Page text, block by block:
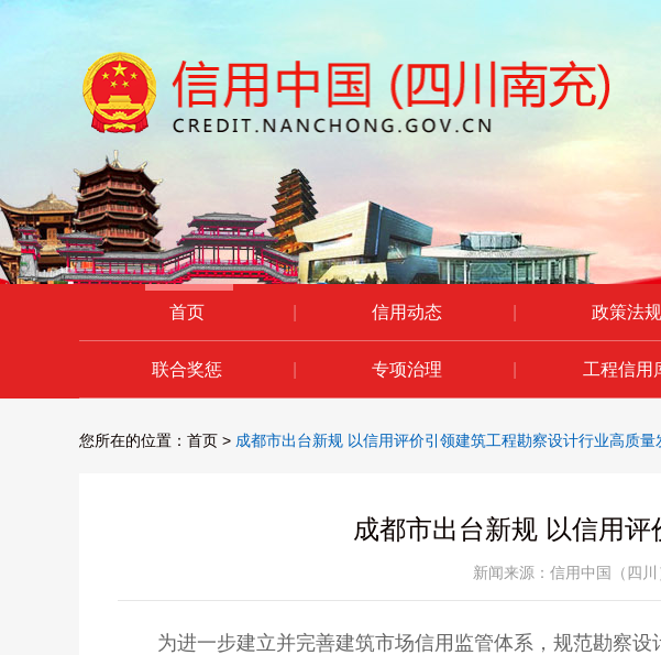
首页 信用动态 政策法规
联合奖惩 专项治理 工程信用
您所在的位置： 首页 > 成都市出台新规 以信用评价引领建筑工程勘察设计行业高质量
成都市出台新规 以信用
新闻来源：信用中国（四川
为进一步建立并完善建筑市场信用监管体系，规范勘察